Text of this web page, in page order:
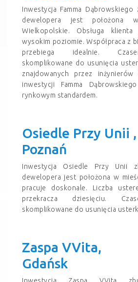
Inwestycja Famma Dąbrowskiego
dewelopera jest położona
Wielkopolskie. Obsługa
wysokim poziomie. Współpraca z
przebiega idealnie.
skomplikowane do usunięcia
znajdowanych przez
inwestycji Famma
rynkowym standardem.
Osiedle Przy Unii ,
Poznań
Inwestycja Osiedle Przy Unii
dewelopera jest położona w
pracuje doskonale. Liczba
przekracza dziesięciu.
skomplikowane do usunięcia
Zaspa VVita,
Gdańsk